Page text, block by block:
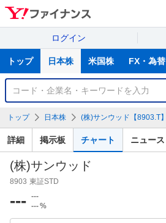
ログイン
サ
トップ 日本株 米国株 FX・為替
銘
検
索
トップ 日本株 (株)サンウッド【8903.T】
詳細 掲示板 チャート ニュース
(株)サンウッド
8903 東証STD
--- ---
---%